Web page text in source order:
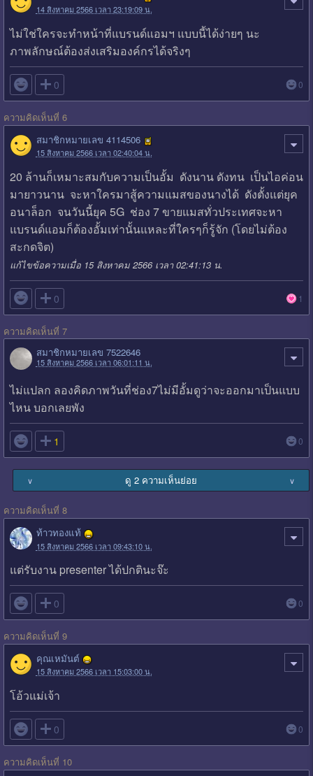
14 สิงหาคม 2566 เวลา 23:19:09 น.
ไม่ใช่ใครจะทำหน้าที่แบรนด์แอมฯ แบบนี้ได้ง่ายๆ นะ
ภาพลักษณ์ต้องส่งเสริมองค์กรได้จริงๆ
 0 0
ความคิดเห็นที่ 6
สมาชิกหมายเลข 4114506
15 สิงหาคม 2566 เวลา 02:40:04 น.
20 ล้านก็เหมาะสมกับความเป็นอั้ม ดังนาน ดังทน เป็นไอค่อน
มายาวนาน จะหาใครมาสู้ความแมสของนางได้ ดังตั้งแต่ยุค
อนาล็อก จนวันนี้ยุค 5G ช่อง 7 ขายแมสทั่วประเทศจะหา
แบรนด์แอมก็ต้องอั้มเท่านั้นแหละที่ใครๆก็รู้จัก (โดยไม่ต้อง
สะกดจิต)
แก้ไขข้อความเมื่อ 15 สิงหาคม 2566 เวลา 02:41:13 น.
 0 1
ความคิดเห็นที่ 7
สมาชิกหมายเลข 7522646
15 สิงหาคม 2566 เวลา 06:01:11 น.
ไม่แปลก ลองคิดภาพวันที่ช่อง7ไม่มีอั้มดูว่าจะออกมาเป็นแบบ
ไหน บอกเลยพัง
 1 0
∨ ดู 2 ความเห็นย่อย ∨
ความคิดเห็นที่ 8
ท้าวทองแท้
15 สิงหาคม 2566 เวลา 09:43:10 น.
แต่รับงาน presenter ได้ปกตินะจ๊ะ
 0 0
ความคิดเห็นที่ 9
คุณเหมันต์
15 สิงหาคม 2566 เวลา 15:03:00 น.
โอ้วแม่เจ้า
 0 0
ความคิดเห็นที่ 10